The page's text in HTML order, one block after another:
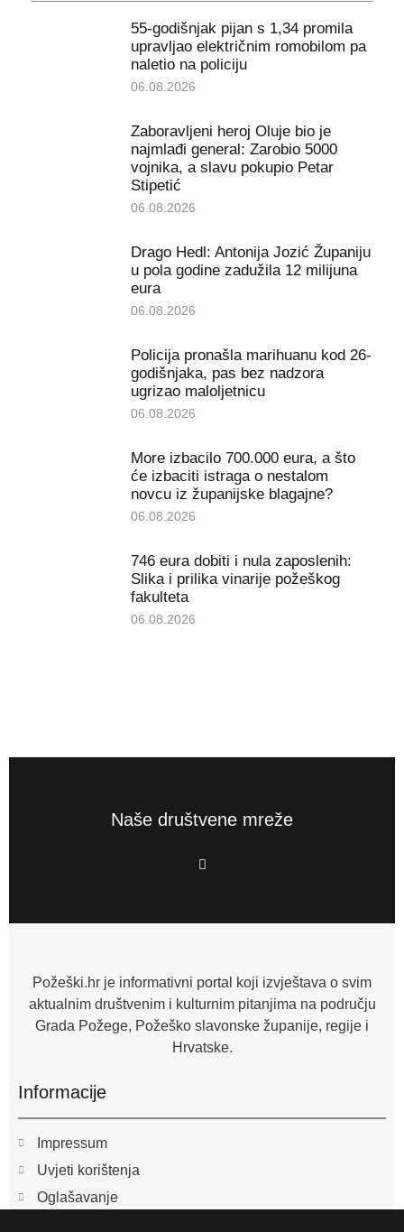
55-godišnjak pijan s 1,34 promila
upravljao električnim romobilom pa
naletio na policiju
06.08.2026
Zaboravljeni heroj Oluje bio je
najmlađi general: Zarobio 5000
vojnika, a slavu pokupio Petar
Stipetić
06.08.2026
Drago Hedl: Antonija Jozić Županiju
u pola godine zadužila 12 milijuna
eura
06.08.2026
Policija pronašla marihuanu kod 26-
godišnjaka, pas bez nadzora
ugrizao maloljetnicu
06.08.2026
More izbacilo 700.000 eura, a što
će izbaciti istraga o nestalom
novcu iz županijske blagajne?
06.08.2026
746 eura dobiti i nula zaposlenih:
Slika i prilika vinarije požeškog
fakulteta
06.08.2026
Naše društvene mreže
F
a
o
f
Požeški.hr je informativni portal koji izvještava o svim
aktualnim društvenim i kulturnim pitanjima na području
Grada Požege, Požeško slavonske županije, regije i
Hrvatske.
Informacije
Impressum
Uvjeti korištenja
Oglašavanje